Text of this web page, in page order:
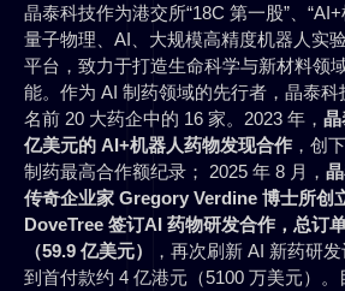
晶泰科技作为港交所“18C 第一股”、
量子物理、AI、大规模高精度机器人实
平台，致力于打造生命科学与新材料领
能。作为 AI 制药领域的先行者，晶泰
名前 20 大药企中的 16 家。2023 年， 晶
亿美元的 AI+机器人药物发现合作 ，创
制药最高合作额纪录； 2025 年 8 月，
传奇企业家 Gregory Verdine 博士所创
DoveTree 签订AI 药物研发合作， 总订
（59.9 亿美元）
，再次刷新 AI 新药研
到首付款约 4 亿港元（5100 万美元）。